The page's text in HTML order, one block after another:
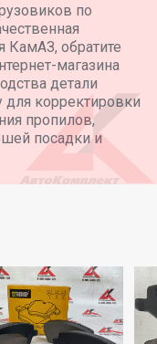
по
КамАЗ, обратите
магазина
детали
для корректировки
пропилов,
посадки и